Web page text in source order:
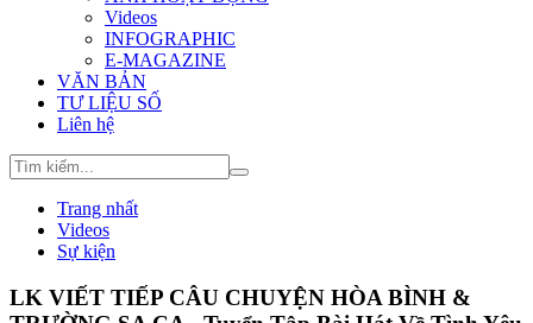
Videos
INFOGRAPHIC
E-MAGAZINE
VĂN BẢN
TƯ LIỆU SỐ
Liên hệ
Trang nhất
Videos
Sự kiện
LK VIẾT TIẾP CÂU CHUYỆN HÒA BÌNH &